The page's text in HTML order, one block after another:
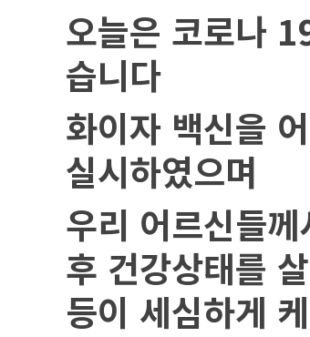
오늘은 코로나
습니다
화이자 백신을
실시하였으며
우리 어르신들
후 건강상태를
등이 세심하게